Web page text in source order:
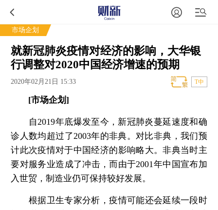
市场企划
就新冠肺炎疫情对经济的影响，大华银
行调整对2020中国经济增速的预期
2020年02月21日 15:33 T中
[市场企划]
自2019年底爆发至今，新冠肺炎蔓延速度和确
诊人数均超过了2003年的非典。对比非典，我们预
计此次疫情对于中国经济的影响略大。非典当时主
要对服务业造成了冲击，而由于2001年中国宣布加
入世贸，制造业仍可保持较好发展。
根据卫生专家分析，疫情可能还会延续一段时